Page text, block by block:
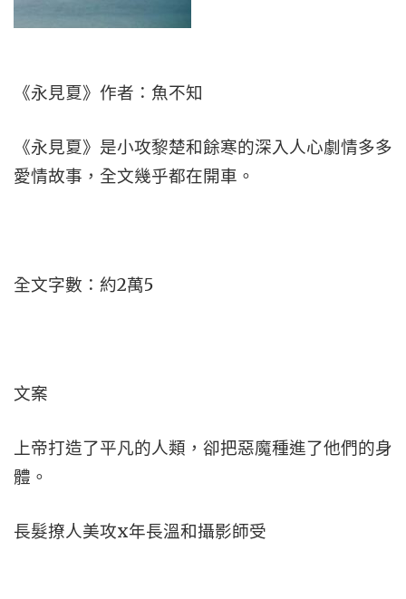
《永見夏》作者：魚不知
《永見夏》是小攻黎楚和餘寒的深入人心劇情多多
愛情故事，全文幾乎都在開車。
全文字數：約2萬5
文案
上帝打造了平凡的人類，卻把惡魔種進了他們的身
體。
長髮撩人美攻x年長溫和攝影師受